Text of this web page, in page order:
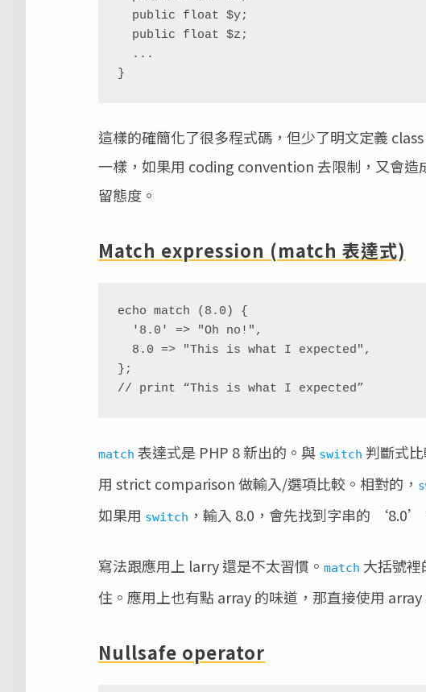
}
這樣的確簡化了很多程式碼，但少了明文定義
一樣，如果用 coding convention 去限制，又會造
留態度。
Match expression (match 表達式)
echo match (8.0) {
};
// print “This is what I expected”
match 表達式是 PHP 8 新出的。與 switch 判斷式比
用 strict comparison 做輸入/選項比較。相對的，
如果用 switch ，輸入 8.0，會先找到字串的 ‘8.0’
寫法跟應用上 larry 還是不太習慣。 match 大括號
住。應用上也有點 array 的味道，那直接使用
Nullsafe operator